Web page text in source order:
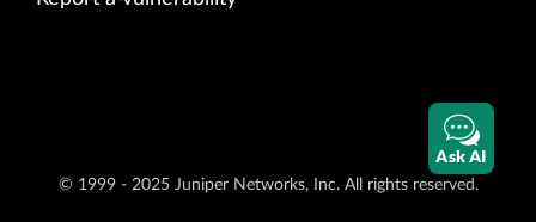
© 1999 - 2025 Juniper Networks, Inc. All rights reserved.
Ask AI